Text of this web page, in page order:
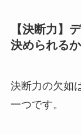
【決断力】
決められるか
決断力の欠如
一つです。